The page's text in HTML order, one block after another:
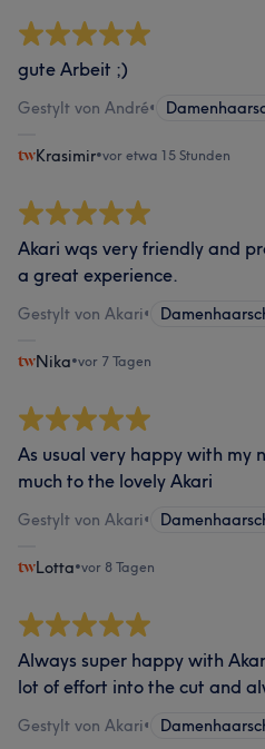
gute Arbeit ;)
Gestylt von André•
Krasimir•vor etwa 15 Stunden
Akari wqs very friendly and
a great experience.
Gestylt von Akari•
Nika•vor 7 Tagen
As usual very happy with my
much to the lovely Akari
Gestylt von Akari•
Lotta•vor 8 Tagen
Always super happy with
lot of effort into the cut and
Gestylt von Akari•